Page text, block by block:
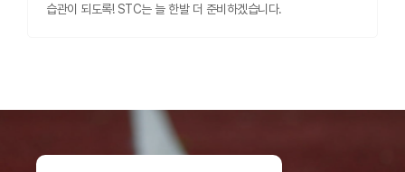
습관이 되도록! STC는 늘 한발 더 준비하겠습니다.